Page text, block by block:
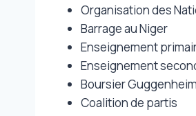
Organisation des
Barrage au Niger
Enseignement
Enseignement
Boursier Guggenheim
Coalition de partis